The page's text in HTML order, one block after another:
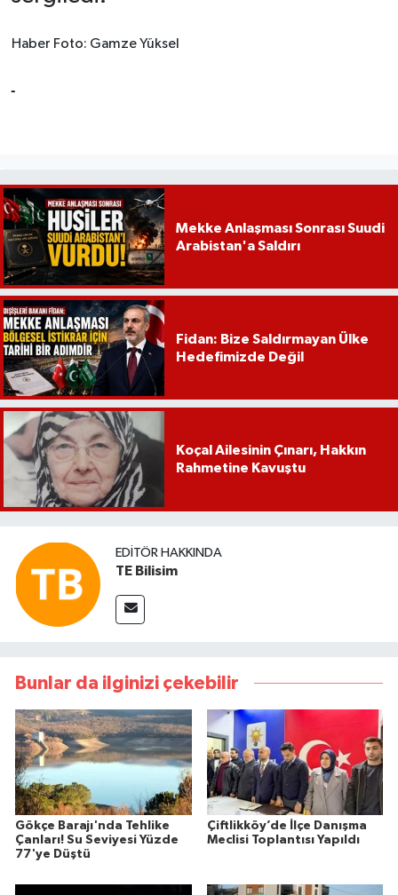
Haber Foto: Gamze Yüksel
Mekke Anlaşması Sonrası Suudi
Arabistan'a Saldırı
Fidan: Bize Saldırmayan Ülke
Hedefimizde Değil
Koçal Ailesinin Çınarı, Hakkın
Rahmetine Kavuştu
EDITÖR HAKKINDA
TE Bilisim
Bunlar da ilginizi çekebilir
Gökçe Barajı'nda Tehlike
Çanları! Su Seviyesi Yüzde
77'ye Düştü
Çiftlikköy’de İlçe Danışma
Meclisi Toplantısı Yapıldı